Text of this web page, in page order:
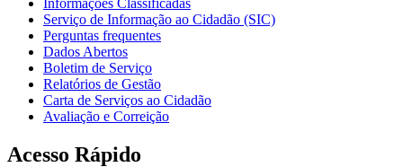
Serviço de Informação ao Cidadão (SIC)
Perguntas frequentes
Dados Abertos
Boletim de Serviço
Relatórios de Gestão
Carta de Serviços ao Cidadão
Avaliação e Correição
Acesso Rápido